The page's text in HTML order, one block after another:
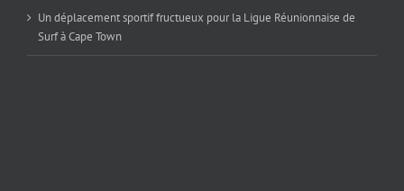
Un déplacement sportif fructueux pour la Ligue Réunionnaise de
Surf à Cape Town